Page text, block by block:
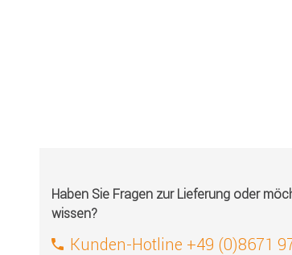
Haben Sie Fragen zur Lieferung oder
wissen?
Kunden-Hotline +49 (0)8671